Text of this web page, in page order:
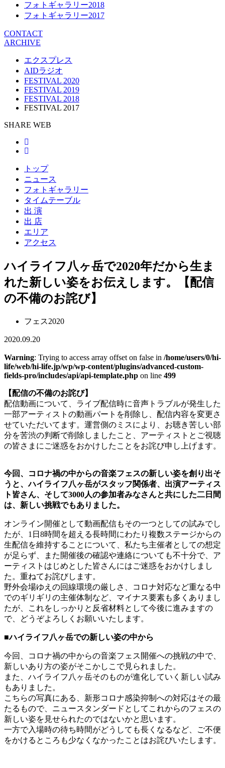
フォトギャラリー2018
フォトギャラリー2017
CONTACT
ARCHIVE
エクスプレス
AIDラジオ
FESTIVAL 2020
FESTIVAL 2019
FESTIVAL 2018
FESTIVAL 2017
SHARE WEB
トップ
ニュース
フォトギャラリー
タイムテーブル
出 演
出 店
エリア
アクセス
ハイライフ八ヶ岳で2020年だから生ま
れた新しい姿をお伝えします。【配信
の不備のお詫び】
フェス2020
2020.09.20
Warning: Trying to access array offset on false in /home/users/0/hi-
life/web/hi-life.jp/wp/wp-content/plugins/advanced-custom-
fields-pro/includes/api/api-template.php on line 499
【配信の不備のお詫び】
配信動画について、ライブ配信時に音声トラブルが発生した
一部アーティストの動画パートを削除し、配信内容を変更さ
せていただいてます。運営側のミスにより、お聴き苦しい部
分を苦渋の判断で削除しましたこと、アーティストとご視聴
の皆さまにご迷惑をおかけしたことをお詫び申し上げます。
今回、コロナ禍の中からの音楽フェスの新しい姿を創り出そ
うと、ハイライフ八ヶ岳がスタッフ関係者、出演アーティス
ト皆さん、そして3000人の参加者みなさんと共にした二日間
は、新しい挑戦でもありました。
オンライン開催として動画配信もその一つとしての試みでし
たが、1日8時間を超える長時間にわたり複数ステージからの
生配信を維持することについて、私たち主催者としての想定
が足らず、また開催後の確認や連絡についても不十分で、ア
ーティストはじめとした皆さんにはご迷惑をおかけしまし
た。重ねてお詫びします。
野外会場ゆえの回線環境の厳しさ、コロナ対応など重なる中
でのギリギリの主催体制など、マイナス要素も多くありまし
たが、これをしっかりと反省材料として今後に進みますの
で、どうぞよろしくお願いいたします。
■ハイライフ八ヶ岳での新しい姿の中から
今回、コロナ禍の中からの音楽フェス開催への挑戦の中で、
新しいあり方の姿がそこかしこで見られました。
また、ハイライフ八ヶ岳そのものが進化していく新しい試み
もありました。
こちらの写真にある、新形コロナ感染抑制への対応はその最
たるもので、ニュースタンダードとしてこれからのフェスの
新しい姿を見せられたのではないかと思います。
一方で入場時の待ち時間がどうしても長くなるなど、ご不便
をかけるところも少なくなかったことはお詫びいたします。